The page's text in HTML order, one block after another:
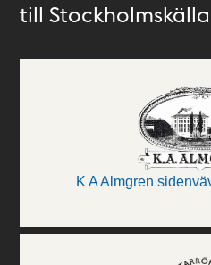
till
K A Almgren